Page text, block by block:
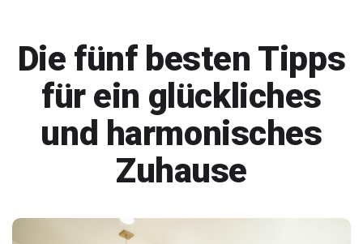
Die fünf besten Tipps
für ein glückliches
und harmonisches
Zuhause